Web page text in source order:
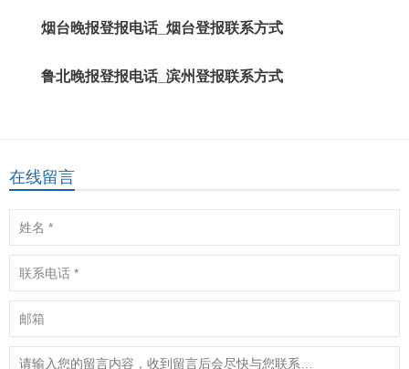
烟台晚报登报电话_烟台登报联系方式
鲁北晚报登报电话_滨州登报联系方式
在线留言